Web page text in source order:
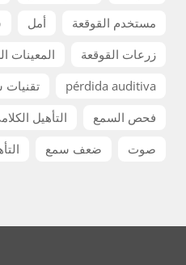
مستخدم القوقعة
أمل
زرعات القوقعة
المعينات
pérdida auditiva
تقنيات
فحص السمع
التأهيل
صوت
ضعف سمع